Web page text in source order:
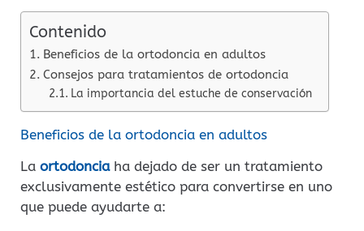
Contenido
Beneficios de la ortodoncia en adultos
Consejos para tratamientos de ortodoncia
La importancia del estuche de conservación
Beneficios de la ortodoncia en adultos
La ortodonciaha dejado de ser un tratamiento
exclusivamente estético para convertirse en uno
que puede ayudarte a: